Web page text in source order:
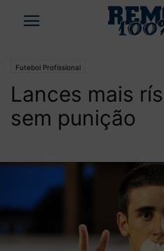
Futebol Profissional
Lances mais
sem punição